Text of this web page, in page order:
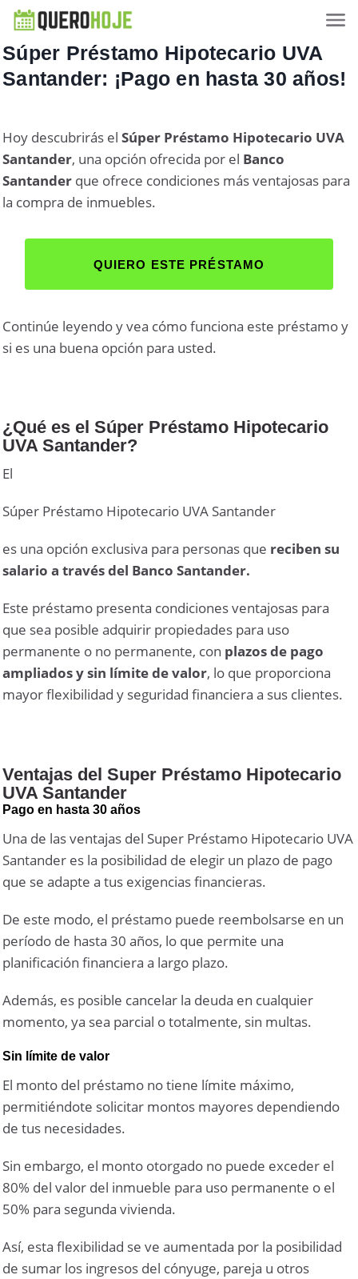
Súper Préstamo Hipotecario UVA
Santander: ¡Pago en hasta 30 años!
Hoy descubrirás el Súper Préstamo Hipotecario UVA
Santander, una opción ofrecida por el Banco
Santander que ofrece condiciones más ventajosas para
la compra de inmuebles.
QUIERO ESTE PRÉSTAMO
Continúe leyendo y vea cómo funciona este préstamo y
si es una buena opción para usted.
¿Qué es el Súper Préstamo Hipotecario
UVA Santander?
El
Súper Préstamo Hipotecario UVA Santander
es una opción exclusiva para personas que reciben su
salario a través del Banco Santander.
Este préstamo presenta condiciones ventajosas para
que sea posible adquirir propiedades para uso
permanente o no permanente, con plazos de pago
ampliados y sin límite de valor, lo que proporciona
mayor flexibilidad y seguridad financiera a sus clientes.
Ventajas del Super Préstamo Hipotecario
UVA Santander
Pago en hasta 30 años
Una de las ventajas del Super Préstamo Hipotecario UVA
Santander es la posibilidad de elegir un plazo de pago
que se adapte a tus exigencias financieras.
De este modo, el préstamo puede reembolsarse en un
período de hasta 30 años, lo que permite una
planificación financiera a largo plazo.
Además, es posible cancelar la deuda en cualquier
momento, ya sea parcial o totalmente, sin multas.
Sin límite de valor
El monto del préstamo no tiene límite máximo,
permitiéndote solicitar montos mayores dependiendo
de tus necesidades.
Sin embargo, el monto otorgado no puede exceder el
80% del valor del inmueble para uso permanente o el
50% para segunda vivienda.
Así, esta flexibilidad se ve aumentada por la posibilidad
de sumar los ingresos del cónyuge, pareja u otros